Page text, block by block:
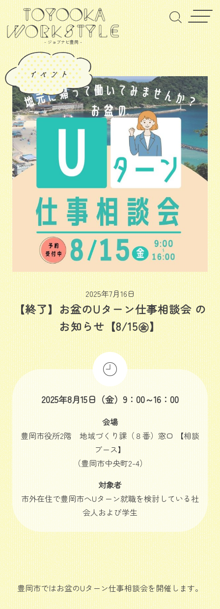
- ジョブナビ豊岡 -
2025年7月16日
【終了】お盆のUターン仕事相談会 の
お知らせ【8/15㊎】
2025年8月15日（金）9：00～16：00
会場
豊岡市役所2階 地域づくり課（８番）窓口 【相談
ブース】
（豊岡市中央町2-4）
対象者
市外在住で豊岡市へUターン就職を検討している社
会人および学生
豊岡市ではお盆のUターン仕事相談会を開催します。